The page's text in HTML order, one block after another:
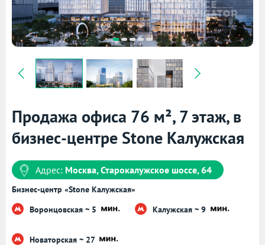
Продажа офиса 76 м², 7 этаж, в
бизнес-центре Stone Калужская
Адрес: Москва, Старокалужское шоссе, 64
Бизнес-центр «Stone Калужская»
Воронцовская ~ 5
Калужская ~ 9
Новаторская ~ 27